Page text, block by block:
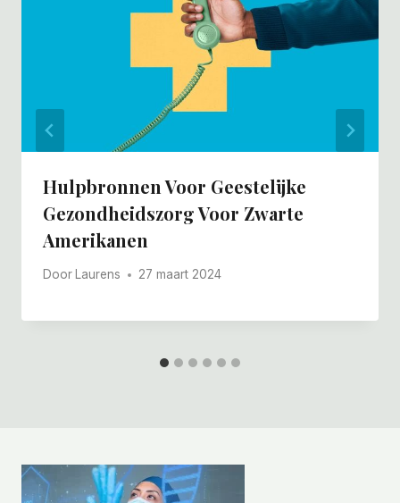
Hulpbronnen Voor Geestelijke
Gezondheidszorg Voor Zwarte
Amerikanen
Door Laurens 27 maart 2024